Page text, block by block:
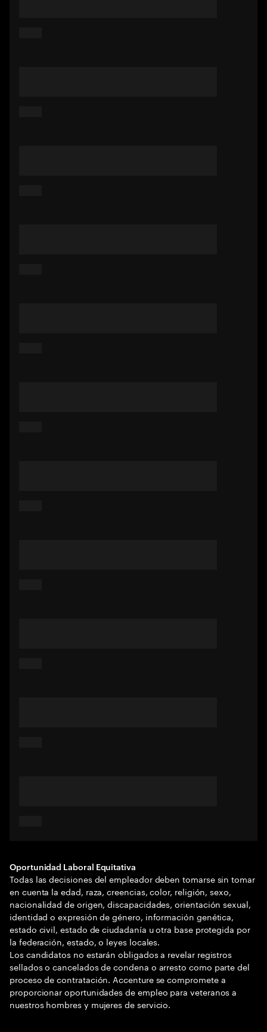
Oportunidad Laboral Equitativa
Todas las decisiones del empleador deben tomarse sin tomar
en cuenta la edad, raza, creencias, color, religión, sexo,
nacionalidad de origen, discapacidades, orientación sexual,
identidad o expresión de género, información genética,
estado civil, estado de ciudadanía u otra base protegida por
la federación, estado, o leyes locales.
Los candidatos no estarán obligados a revelar registros
sellados o cancelados de condena o arresto como parte del
proceso de contratación. Accenture se compromete a
proporcionar oportunidades de empleo para veteranos a
nuestros hombres y mujeres de servicio.